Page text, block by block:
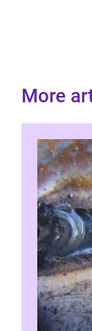
More